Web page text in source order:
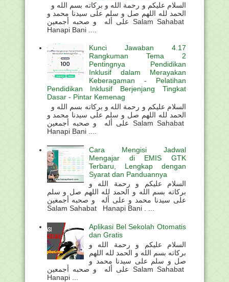
الحمد لله اللهم صل و سلم على سيدنا محمد و
على أله و صحبه أجمعين Salam Sahabat
Hanapi Bani ....
Kunci Jawaban 4.17
Rangkuman Tema 2
Pentingnya Pendidikan
Inklusif dalam Merayakan
Keberagaman - Pelatihan
Pendidikan Inklusif Berjenjang Tingkat
Dasar - Pintar Kemenag
الحمد لله اللهم صل و سلم على سيدنا محمد و
على أله و صحبه أجمعين Salam Sahabat
Hanapi Bani ....
Cara Mengisi Jadwal
Mengajar di EMIS GTK
Terbaru, Lengkap dengan
Syarat dan Panduannya
السلام عليكم و رحمة الله و
بركاته بسم الله و الحمد لله اللهم صل و سلم
على سيدنا محمد و على أله و صحبه أجمعين
Salam Sahabat Hanapi Bani . ...
Aplikasi Bel Sekolah Otomatis
dan Gratis
السلام عليكم و رحمة الله و
بركاته بسم الله و الحمد لله اللهم
صل و سلم على سيدنا محمد و
على أله و صحبه أجمعين Salam Sahabat
Hanapi ...